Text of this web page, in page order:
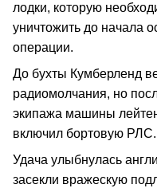
лодки, которую
уничтожить до начала
операции.
До бухты Кумберленд
радиомолчания, но
экипажа машины
включил бортовую РЛС.
Удача улыбнулась
засекли вражескую